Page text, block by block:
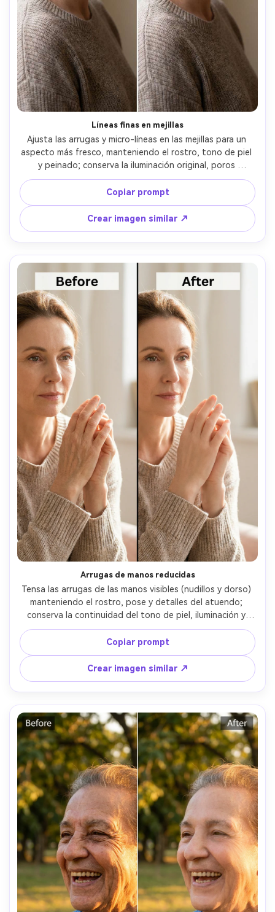
Líneas finas en mejillas
Ajusta las arrugas y micro-líneas en las mejillas para un
aspecto más fresco, manteniendo el rostro, tono de piel
y peinado; conserva la iluminación original, poros
naturales y elementos de fondo para que nada más
cambie, preservando las costuras del atuendo --ar 4:5
Copiar prompt
Crear imagen similar ↗
Arrugas de manos reducidas
Tensa las arrugas de las manos visibles (nudillos y dorso)
manteniendo el rostro, pose y detalles del atuendo;
conserva la continuidad del tono de piel, iluminación y
detalles de fondo, evitando bordes borrosos,
preservando la gradación de color original --ar 4:5
Copiar prompt
Crear imagen similar ↗
Crea imágenes IA
ilimitadas. 100 %
gratis!
Empieza Gratis→